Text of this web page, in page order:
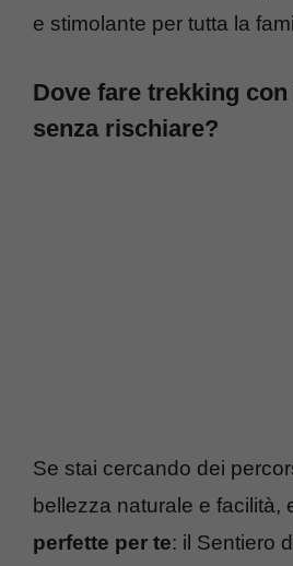
e stimolante per tutta la
Dove fare trekking
senza rischiare?
Se stai cercando dei
bellezza naturale e facilità,
perfette per te: il Sentiero